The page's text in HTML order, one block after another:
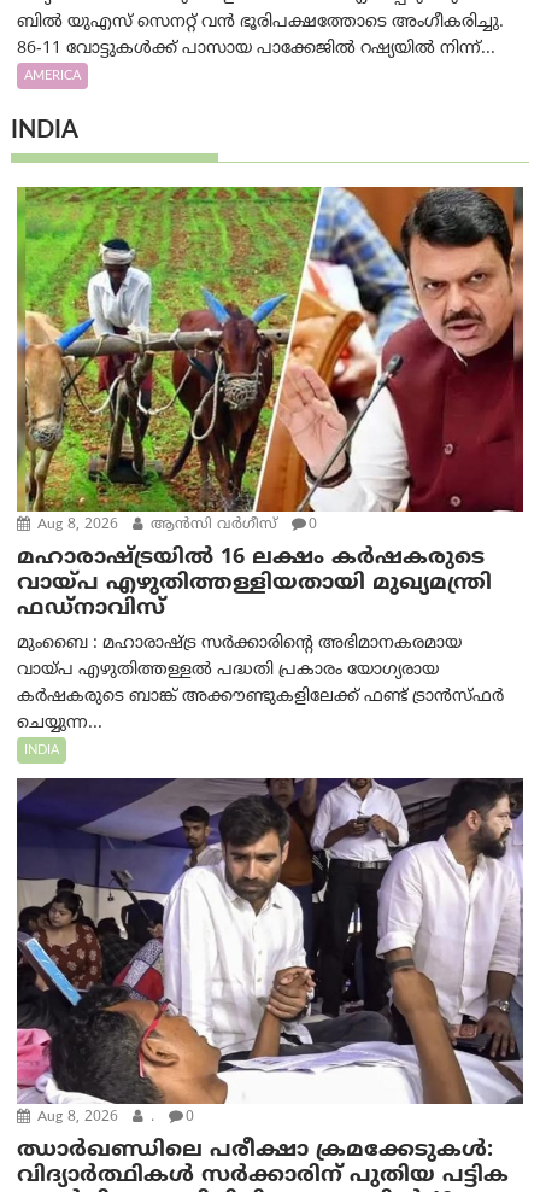
ബിൽ യുഎസ് സെനറ്റ് വൻ ഭൂരിപക്ഷത്തോടെ അംഗീകരിച്ചു.
86-11 വോട്ടുകൾക്ക് പാസായ പാക്കേജിൽ റഷ്യയിൽ നിന്ന്...
AMERICA
INDIA
Aug 8, 2026 ആന്‍സി വര്‍ഗീസ് 0
മഹാരാഷ്ട്രയിൽ 16 ലക്ഷം കർഷകരുടെ
വായ്പ എഴുതിത്തള്ളിയതായി മുഖ്യമന്ത്രി
ഫഡ്‌നാവിസ്
മുംബൈ : മഹാരാഷ്ട്ര സർക്കാരിന്റെ അഭിമാനകരമായ
വായ്പ എഴുതിത്തള്ളൽ പദ്ധതി പ്രകാരം യോഗ്യരായ
കർഷകരുടെ ബാങ്ക് അക്കൗണ്ടുകളിലേക്ക് ഫണ്ട് ട്രാൻസ്ഫർ
ചെയ്യുന്ന...
INDIA
Aug 8, 2026 . 0
ഝാര്‍ഖണ്ഡിലെ പരീക്ഷാ ക്രമക്കേടുകള്‍:
വിദ്യാർത്ഥികൾ സർക്കാരിന് പുതിയ പട്ടിക